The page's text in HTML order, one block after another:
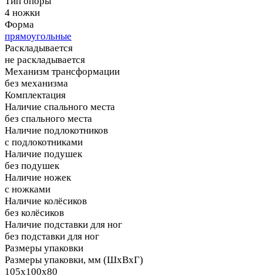
4 ножки
Форма
прямоугольные
Раскладывается
не раскладывается
Механизм трансформации
без механизма
Комплектация
Наличие спального места
без спального места
Наличие подлокотников
с подлокотниками
Наличие подушек
без подушек
Наличие ножек
с ножками
Наличие колёсиков
без колёсиков
Наличие подставки для ног
без подставки для ног
Размеры упаковки
Размеры упаковки, мм (ШхВхГ)
105х100х80